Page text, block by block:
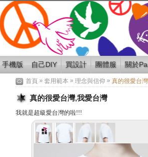
手機版 自己DIY 買設計 團體服 關於
首頁 » 套用範本 » 理念與信仰 » 真的很愛台
真的很愛台灣,我愛台灣
我就是超級愛台灣的啦!!!